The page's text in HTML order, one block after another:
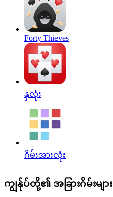
Forty Thieves
နှလုံး
ဂိမ်းအားလုံး
ကျွန်ုပ်တို့၏ အခြားဂိမ်းများ